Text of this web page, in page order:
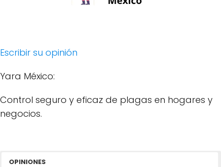
Escribir su opinión
Yara México:
Control seguro y eficaz de plagas en hogares y
negocios.
OPINIONES